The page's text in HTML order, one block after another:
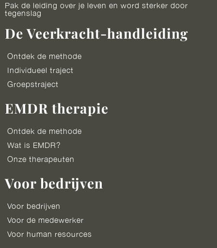
Pak de leiding over je leven en word sterker door
tegenslag
De Veerkracht-handleiding
Ontdek de methode
Individueel traject
Groepstraject
EMDR therapie
Ontdek de methode
Wat is EMDR?
Onze therapeuten
Voor bedrijven
Voor bedrijven
Voor de medewerker
Voor human resources